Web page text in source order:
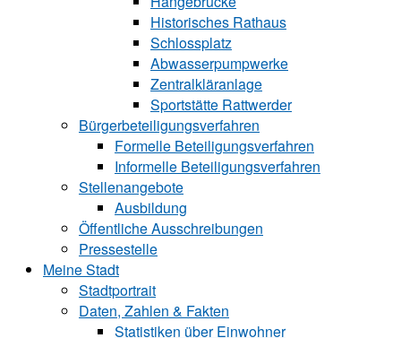
Historisches Rathaus
Schlossplatz
Abwasserpumpwerke
Zentralkläranlage
Sportstätte Rattwerder
Bürgerbeteiligungsverfahren
Formelle Beteiligungsverfahren
Informelle Beteiligungsverfahren
Stellenangebote
Ausbildung
Öffentliche Ausschreibungen
Pressestelle
Meine Stadt
Stadtportrait
Daten, Zahlen & Fakten
Statistiken über Ein‍woh‍ner